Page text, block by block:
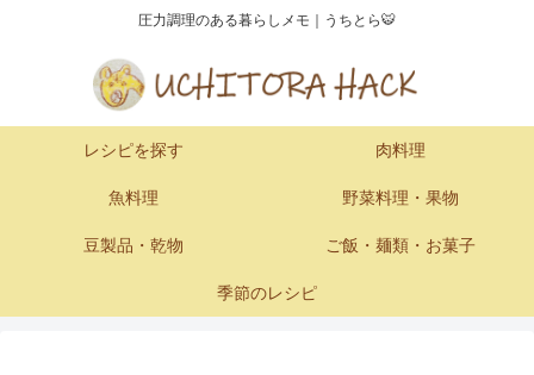
圧力調理のある暮らしメモ｜うちとら🐯
レシピを探す 肉料理
魚料理 野菜料理・果物
豆製品・乾物 ご飯・麺類・お菓子
季節のレシピ